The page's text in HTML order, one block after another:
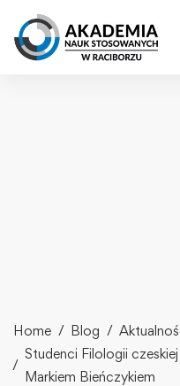
Home Blog
Studenci Filologii
Markiem Bieńczykiem